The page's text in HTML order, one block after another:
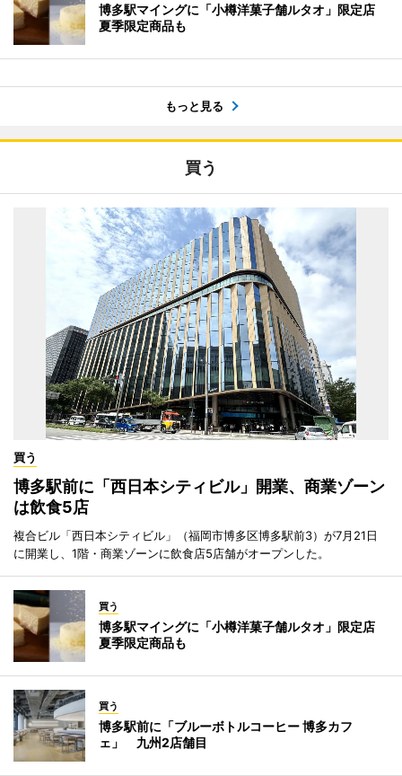
博多駅マイングに「小樽洋菓子舗ルタオ」限定店
夏季限定商品も
もっと見る
買う
買う
博多駅前に「西日本シティビル」開業、商業ゾーン
は飲食5店
複合ビル「西日本シティビル」（福岡市博多区博多駅前3）が7月21日
に開業し、1階・商業ゾーンに飲食店5店舗がオープンした。
買う
博多駅マイングに「小樽洋菓子舗ルタオ」限定店
夏季限定商品も
買う
博多駅前に「ブルーボトルコーヒー 博多カフ
ェ」 九州2店舗目